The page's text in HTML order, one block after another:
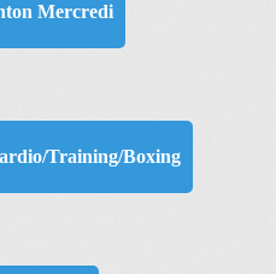
Mercredi
Training/Boxing